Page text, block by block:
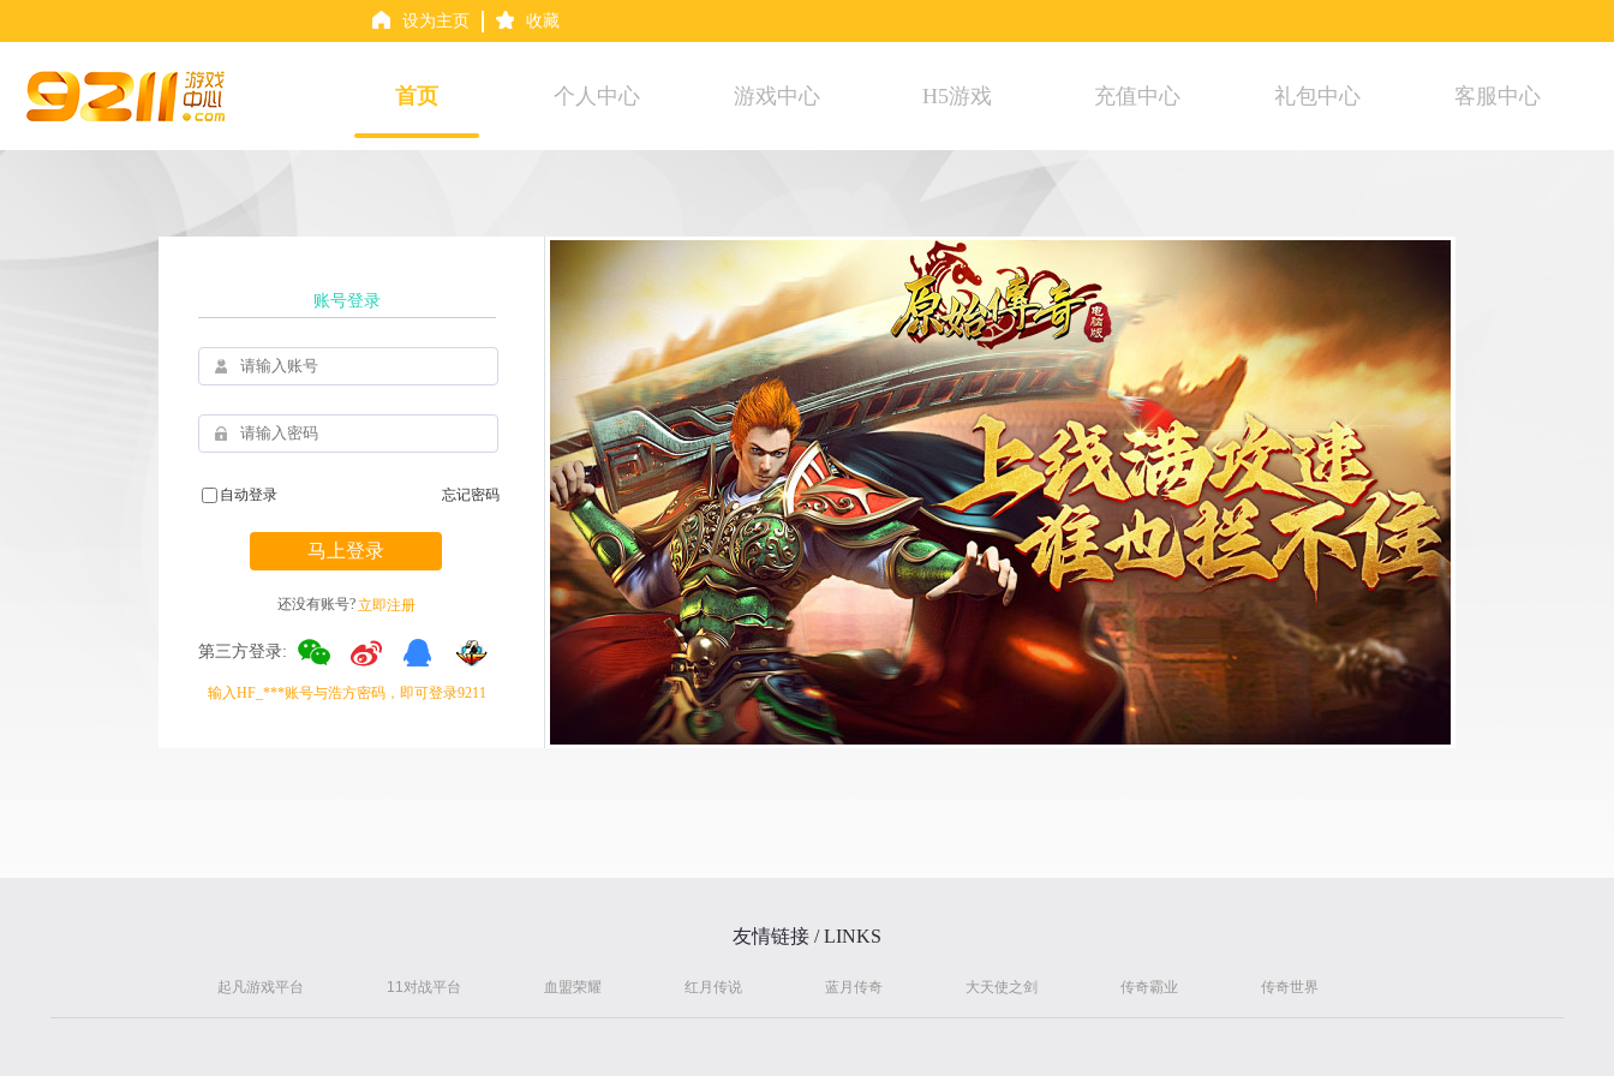
设为主页 收藏
首页 个人中心 游戏中心 H5游戏 充值中心 礼包中心 客服中心
账号登录
自动登录 忘记密码
马上登录
还没有账号?立即注册
第三方登录:
输入HF_***账号与浩方密码，即可登录9211
友情链接 / LINKS
起凡游戏平台 11对战平台 血盟荣耀 红月传说 蓝月传奇 大天使之剑 传奇霸业 传奇世界